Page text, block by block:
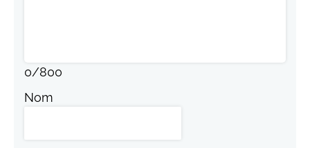
0/800
Nom